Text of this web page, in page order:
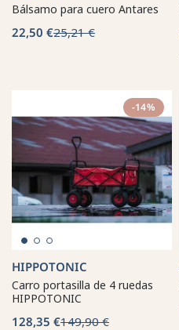
Bálsamo para cuero Antares
22,50 €25,21 €
-14%
HIPPOTONIC
Carro portasilla de 4 ruedas
HIPPOTONIC
128,35 €149,90 €